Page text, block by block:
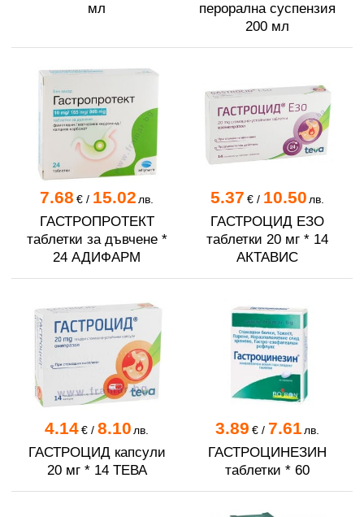
мл
перорална суспензия
200 мл
7.68 €/ 15.02 лв.
ГАСТРОПРОТЕКТ
таблетки за дъвчене *
24 АДИФАРМ
5.37 €/ 10.50 лв.
ГАСТРОЦИД ЕЗО
таблетки 20 мг * 14
АКТАВИС
4.14 €/ 8.10 лв.
ГАСТРОЦИД капсули
20 мг * 14 ТЕВА
3.89 €/ 7.61лв.
ГАСТРОЦИНЕЗИН
таблетки * 60